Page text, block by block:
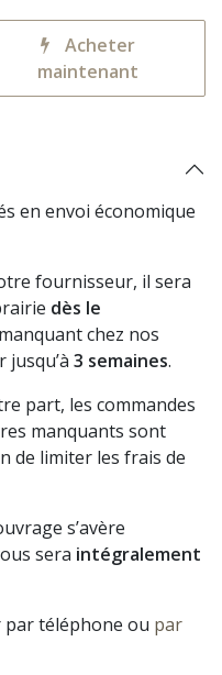
Acheter
maintenant
en envoi économique
fournisseur, il sera
dès le
chez nos
3 semaines.
part, les commandes
manquants sont
de limiter les frais de
s’avère
sera intégralement
par téléphone ou par